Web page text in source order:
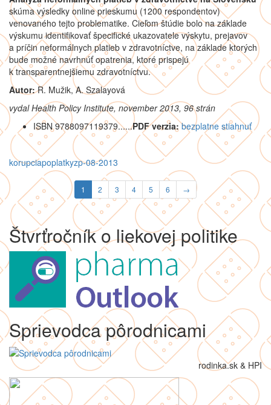
skúma výsledky online prieskumu (1200 respondentov)
venovaného tejto problematike. Cieľom štúdie bolo na základe
výskumu identifikovať špecifické ukazovatele výskytu, prejavov
a príčin neformálnych platieb v zdravotníctve, na základe ktorých
bude možné navrhnúť opatrenia, ktoré prispejú
k transparentnejšiemu zdravotníctvu.
Autor:R. Mužik, A. Szalayová
vydal Health Policy Institute, november 2013, 96 strán
ISBN 9788097119379......PDF verzia:bezplatne stiahnuť
korupciapoplatkyzp-08-2013
1 2 3 4 5 6 →
Štvrťročník o liekovej politike
Sprievodca pôrodnicami
rodinka.sk & HPI